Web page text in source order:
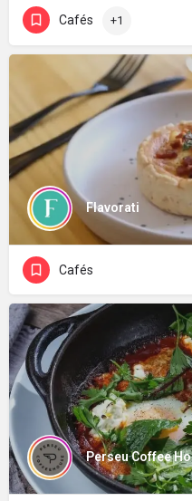
Cafés +1
Flavorati
Cafés
Perseu Coffee